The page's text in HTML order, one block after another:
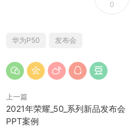
0
华为P50 发布会
上一篇
2021年荣耀_50_系列新品发布会
PPT案例